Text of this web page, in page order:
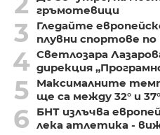
гръмотевици
3
Гледайте
плувни спортове по
4 Светлозара
дирекция
5
Максималните
ще са между 32° и 37°
6
БНТ излъчва
лека атлетика -